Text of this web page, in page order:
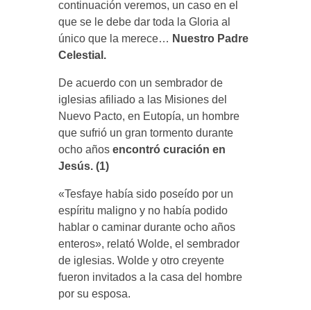
continuación veremos, un caso en el
que se le debe dar toda la Gloria al
único que la merece… Nuestro Padre
Celestial.
De acuerdo con un sembrador de
iglesias afiliado a las Misiones del
Nuevo Pacto, en Eutopía, un hombre
que sufrió un gran tormento durante
ocho años encontró curación en
Jesús. (1)
«Tesfaye había sido poseído por un
espíritu maligno y no había podido
hablar o caminar durante ocho años
enteros», relató Wolde, el sembrador
de iglesias. Wolde y otro creyente
fueron invitados a la casa del hombre
por su esposa.